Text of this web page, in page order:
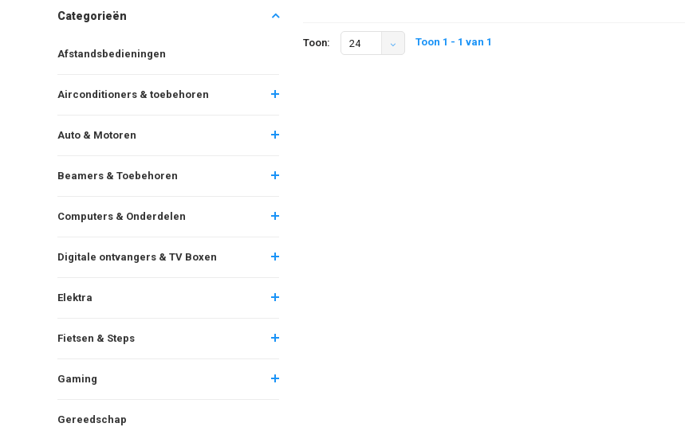
Categorieën
Afstandsbedieningen
Airconditioners & toebehoren
Auto & Motoren
Beamers & Toebehoren
Computers & Onderdelen
Digitale ontvangers & TV Boxen
Elektra
Fietsen & Steps
Gaming
Gereedschap
Toon: 24 Toon 1 - 1 van 1